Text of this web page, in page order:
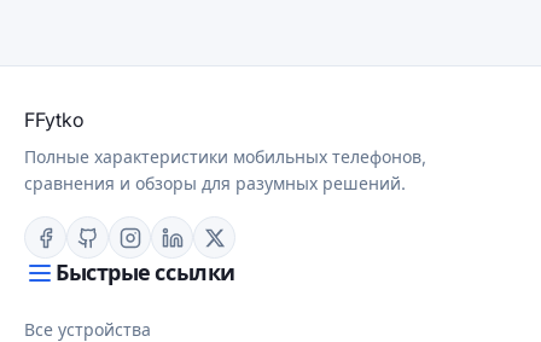
FFytko
Полные характеристики мобильных телефонов,
сравнения и обзоры для разумных решений.
Быстрые ссылки
Все устройства